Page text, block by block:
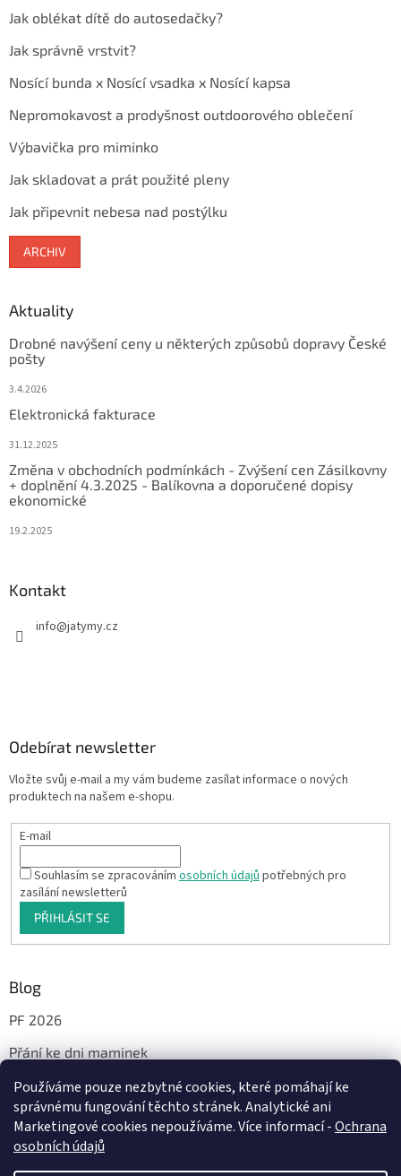
Používáme pouze nezbytné cookies, které pomáhají ke
správnému fungování těchto stránek. Analytické ani
Marketingové cookies nepoužíváme. Více informací -Ochrana
osobních údajů
Jak oblékat dítě do autosedačky?
Jak správně vrstvit?
Nosící bunda x Nosící vsadka x Nosící kapsa
Nepromokavost a prodyšnost outdoorového oblečení
Výbavička pro miminko
Jak skladovat a prát použité pleny
Jak připevnit nebesa nad postýlku
ARCHIV
Aktuality
Drobné navýšení ceny u některých způsobů dopravy České
pošty
3.4.2026
Elektronická fakturace
31.12.2025
Změna v obchodních podmínkách - Zvýšení cen Zásilkovny
+ doplnění 4.3.2025 - Balíkovna a doporučené dopisy
ekonomické
19.2.2025
Kontakt
info@jatymy.cz
Odebírat newsletter
Vložte svůj e-mail a my vám budeme zasílat informace o nových
produktech na našem e-shopu.
E-mail
Souhlasím se zpracovánímosobních údajůpotřebných pro
zasílání newsletterů
PŘIHLÁSIT SE
Blog
PF 2026
Přání ke dni maminek
Facebook